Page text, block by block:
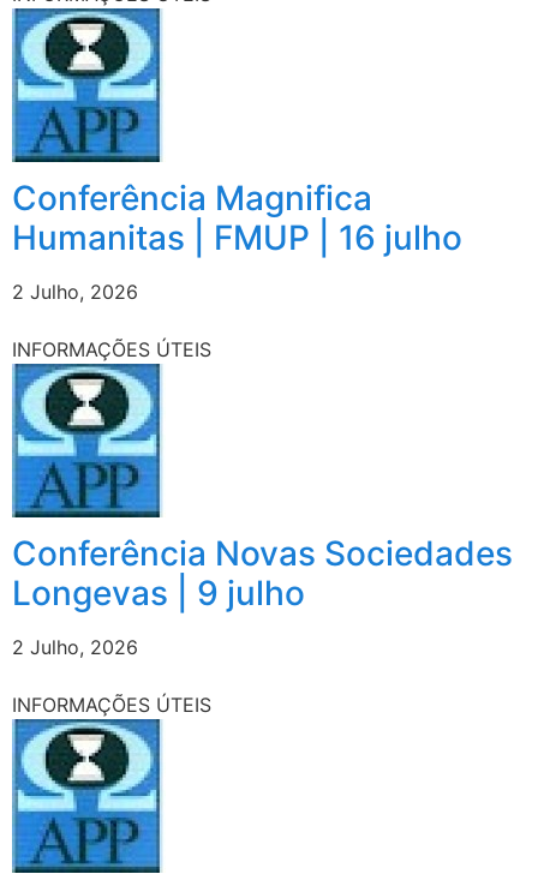
Conferência Magnifica
Humanitas | FMUP | 16 julho
2 Julho, 2026
INFORMAÇÕES ÚTEIS
Conferência Novas Sociedades
Longevas | 9 julho
2 Julho, 2026
INFORMAÇÕES ÚTEIS